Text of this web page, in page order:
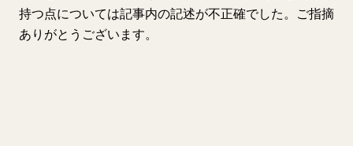
持つ点については記事内の記述が不正確でした。ご指摘
ありがとうございます。